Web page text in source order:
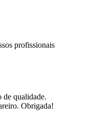
profissionais
de qualidade.
Obrigada!